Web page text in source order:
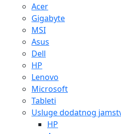
Acer
Gigabyte
MSI
Asus
Dell
HP
Lenovo
Microsoft
Tableti
Usluge dodatnog
HP